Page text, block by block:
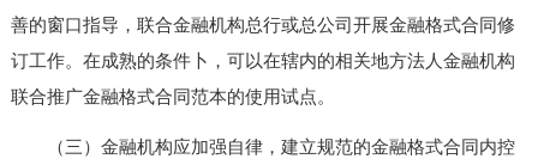
善的窗口指导，联合金融机构总行或总公司开展金融格式合同修
订工作。在成熟的条件卜，可以在辖内的相关地方法人金融机构
联合推广金融格式合同范本的使用试点。
（三）金融机构应加强自律，建立规范的金融格式合同内控